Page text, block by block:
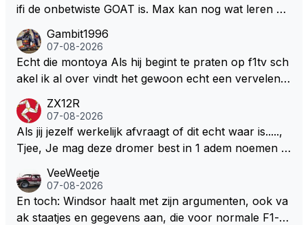
ifi de onbetwiste GOAT is. Max kan nog wat leren va
milton, hahahaha. Latifi pakt ze allemaal met de oge
n dicht met als onbetwiste nummer 2 of GOATINES
S Lawson natuurlijk 😂😂😂😂😂
Gambit1996
07-08-2026
Echt die montoya Als hij begint te praten op f1tv sch
akel ik al over vindt het gewoon echt een vervelend
weet 🤮🤮
ZX12R
07-08-2026
Als jij jezelf werkelijk afvraagt of dit echt waar is.....,
Tjee, Je mag deze dromer best in 1 adem noemen m
aar voordragen uit eigen geest. Kan mij voorstellen d
at je het leuk vindt sprookjes te luisteren maar heb jij
jezelf dan ook wel eens afgevraagd of de dappere b
VeeWeetje
07-08-2026
En toch: Windsor haalt met zijn argumenten, ook va
ak staatjes en gegevens aan, die voor normale F1-fa